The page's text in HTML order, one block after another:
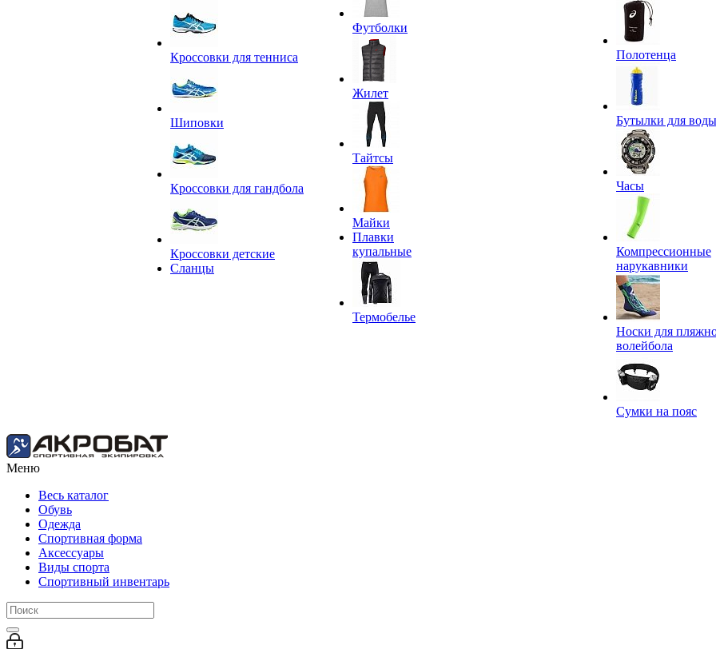
Кроссовки для тенниса
Шиповки
Кроссовки для гандбола
Кроссовки детские
Сланцы
Футболки
Жилет
Тайтсы
Майки
Плавки
купальные
Термобелье
Полотенца
Бутылки для воды
Часы
Компрессионные
нарукавники
Носки для
волейбола
Сумки на пояс
Меню
Весь каталог
Обувь
Одежда
Спортивная форма
Аксессуары
Виды спорта
Спортивный инвентарь